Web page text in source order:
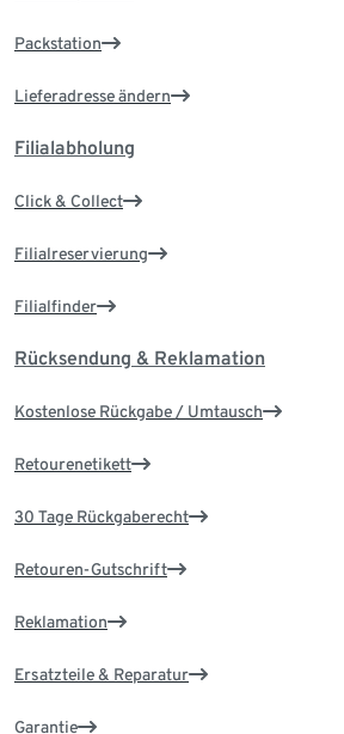
Packstation
Lieferadresse ändern
Filialabholung
Click & Collect
Filialreservierung
Filialfinder
Rücksendung & Reklamation
Kostenlose Rückgabe / Umtausch
Retourenetikett
30 Tage Rückgaberecht
Retouren-Gutschrift
Reklamation
Ersatzteile & Reparatur
Garantie